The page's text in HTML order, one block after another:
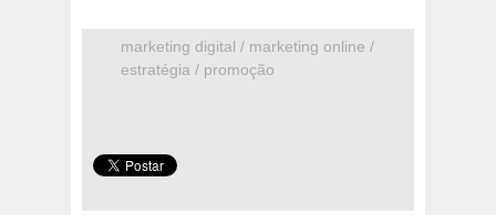
marketing digital / marketing online /
estratégia / promoção